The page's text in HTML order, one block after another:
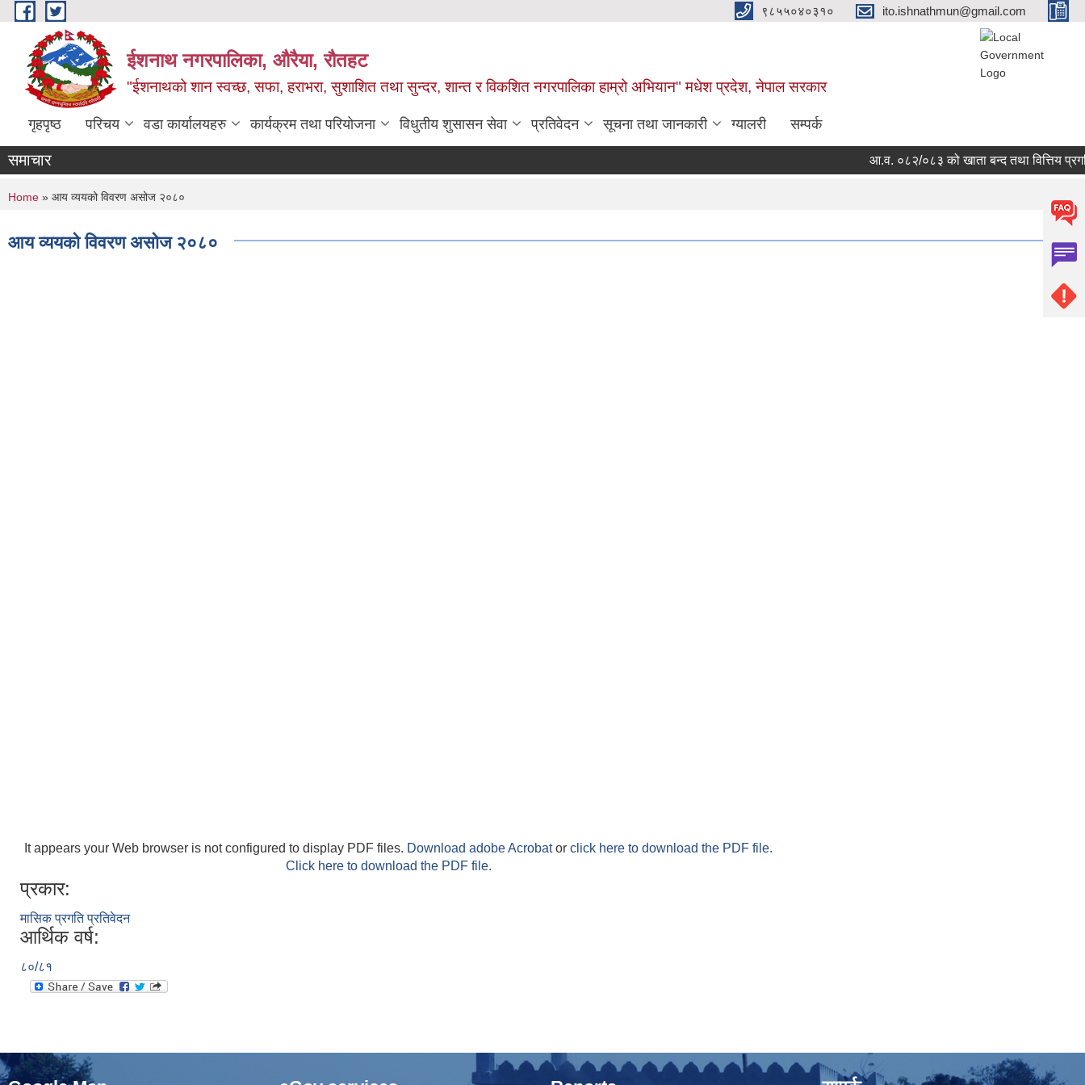
Skip to main content ९८५५०४०३१० ito.ishnathmun@gmail.com
ईशनाथ नगरपालिका, औरैया, रौतहट
"ईशनाथको शान स्वच्छ, सफा, हराभरा, सुशाशित तथा सुन्दर, शान्त र विकशित नगरपालिका हाम्रो अभियान" मधेश प्रदेश, नेपाल सरकार
गृहपृष्ठ परिचय वडा कार्यालयहरु कार्यक्रम तथा परियोजना विधुतीय शुसासन सेवा प्रतिवेदन सूचना तथा जानकारी ग्यालरी सम्पर्क
समाचार आ.व. ०८२/०८३ को खाता बन्द तथा वित्तिय
You are here
Home » आय व्ययको विवरण असोज २०८०
आय व्ययको विवरण असोज २०८०
It appears your Web browser is not configured to display PDF files. Download adobe Acrobator click here to download the PDF file.
Click here to download the PDF file.
प्रकार:
मासिक प्रगति प्रतिवेदन
आर्थिक वर्ष:
८०/८१